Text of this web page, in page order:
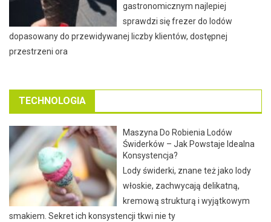
gastronomicznym najlepiej
sprawdzi się frezer do lodów
dopasowany do przewidywanej liczby klientów, dostępnej
przestrzeni ora
TECHNOLOGIA
Maszyna Do Robienia Lodów
Świderków – Jak Powstaje Idealna
Konsystencja?
Lody świderki, znane też jako lody
włoskie, zachwycają delikatną,
kremową strukturą i wyjątkowym
smakiem. Sekret ich konsystencji tkwi nie ty